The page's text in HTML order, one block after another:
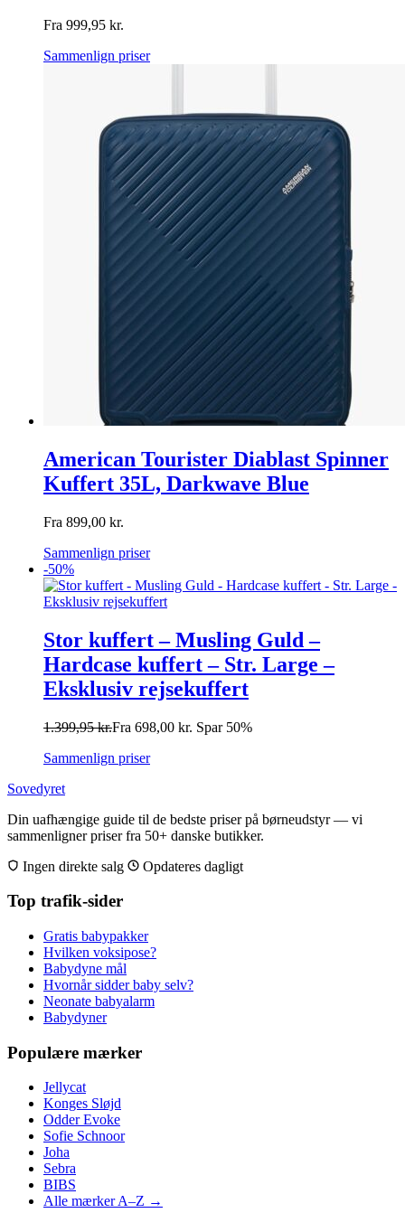
Fra 999,95 kr.
Sammenlign priser
American Tourister Diablast Spinner
Kuffert 35L, Darkwave Blue
Fra 899,00 kr.
Sammenlign priser
-50%
Stor kuffert – Musling Guld –
Hardcase kuffert – Str. Large –
Eksklusiv rejsekuffert
1.399,95kr.Fra 698,00 kr. Spar 50%
Sammenlign priser
Sovedyret
Din uafhængige guide til de bedste priser på børneudstyr — vi
sammenligner priser fra 50+ danske butikker.
Ingen direkte salg
Opdateres dagligt
Top trafik-sider
Gratis babypakker
Hvilken voksipose?
Babydyne mål
Hvornår sidder baby selv?
Neonate babyalarm
Babydyner
Populære mærker
Jellycat
Konges Sløjd
Odder Evoke
Sofie Schnoor
Joha
Sebra
BIBS
Alle mærker A–Z →